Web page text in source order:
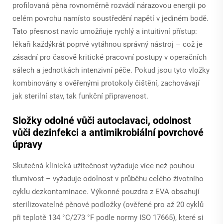
profilovaná pěna rovnoměrně rozvádí nárazovou energii po
celém povrchu namísto soustředění napětí v jediném bodě.
Tato přesnost navíc umožňuje rychlý a intuitivní přístup:
lékaři každýkrát poprvé vytáhnou správný nástroj – což je
zásadní pro časově kritické pracovní postupy v operačních
sálech a jednotkách intenzivní péče. Pokud jsou tyto vložky
kombinovány s ověřenými protokoly čištění, zachovávají
jak sterilní stav, tak funkční připravenost.
Složky odolné vůči autoclavaci, odolnost
vůči dezinfekci a antimikrobiální povrchové
úpravy
Skutečná klinická užitečnost vyžaduje více než pouhou
tlumivost – vyžaduje odolnost v průběhu celého životního
cyklu dezkontaminace. Výkonné pouzdra z EVA obsahují
sterilizovatelné pěnové podložky (ověřené pro až 20 cyklů
při teplotě 134 °C/273 °F podle normy ISO 17665), které si